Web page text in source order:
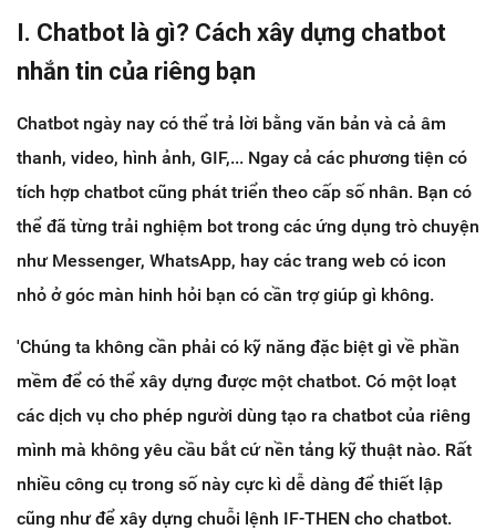
I. Chatbot là gì? Cách xây dựng chatbot
nhắn tin của riêng bạn
Chatbot ngày nay có thể trả lời bằng văn bản và cả âm
thanh, video, hình ảnh, GIF,... Ngay cả các phương tiện có
tích hợp chatbot cũng phát triển theo cấp số nhân. Bạn có
thể đã từng trải nghiệm bot trong các ứng dụng trò chuyện
như Messenger, WhatsApp, hay các trang web có icon
nhỏ ở góc màn hinh hỏi bạn có cần trợ giúp gì không.
'Chúng ta không cần phải có kỹ năng đặc biệt gì về phần
mềm để có thể xây dựng được một chatbot. Có một loạt
các dịch vụ cho phép người dùng tạo ra chatbot của riêng
mình mà không yêu cầu bắt cứ nền tảng kỹ thuật nào. Rất
nhiều công cụ trong số này cực kì dễ dàng để thiết lập
cũng như để xây dựng chuỗi lệnh IF-THEN cho chatbot.